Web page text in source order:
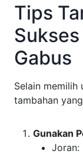
Tips
Gabus
Selain
tambahan
Gunakan
Joran: